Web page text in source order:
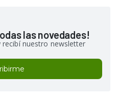
las novedades!
recibí nuestro newsletter